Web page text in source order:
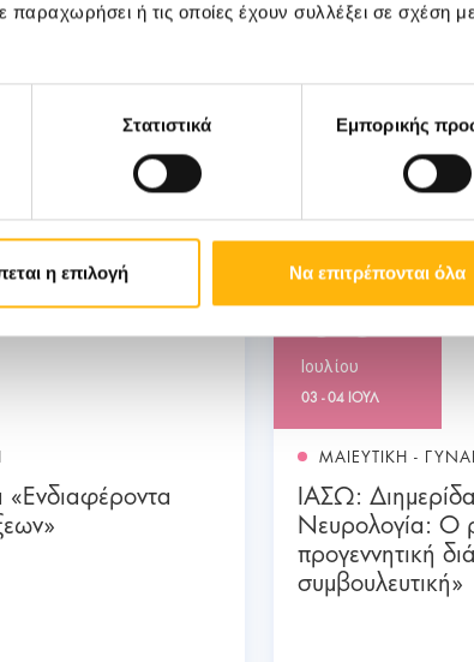
ή τις οποίες έχουν συλλέξει σε σχέση
Στατιστικά Εμπορικής
η επιλογή Να επιτρέπονται όλα
03
Ιουλίου
03 - 04 ΙΟΥΛ
ΜΑΙΕΥΤΙΚΗ -
ΙΑΣΩ:
Νευρολογία: Ο
προγεννητική
συμβουλευτική»